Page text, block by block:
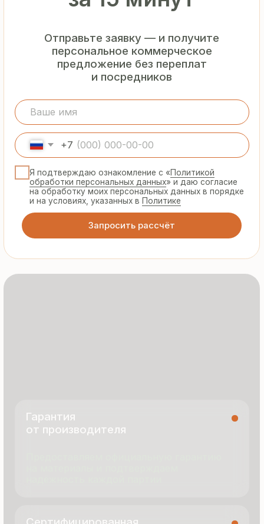
Сертифицированная
продукция
стандартам качества
Гарантия
от производителя
Предоставляем официальную гарантию
на материалы и подтверждаем
надёжность каждой партии
О компании
г. Москва, ул. Русинская Роща, д. 55